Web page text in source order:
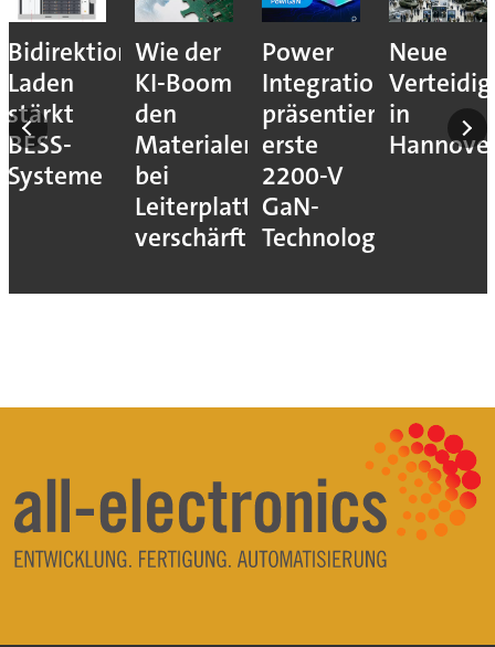
Bidirektionales
Laden
stärkt
BESS-
Systeme
Wie der
KI-Boom
den
Materialengpass
bei
Leiterplatten
verschärft
Power
Integrations
präsentiert
erste
2200-V
GaN-
Technologie
Neue
in